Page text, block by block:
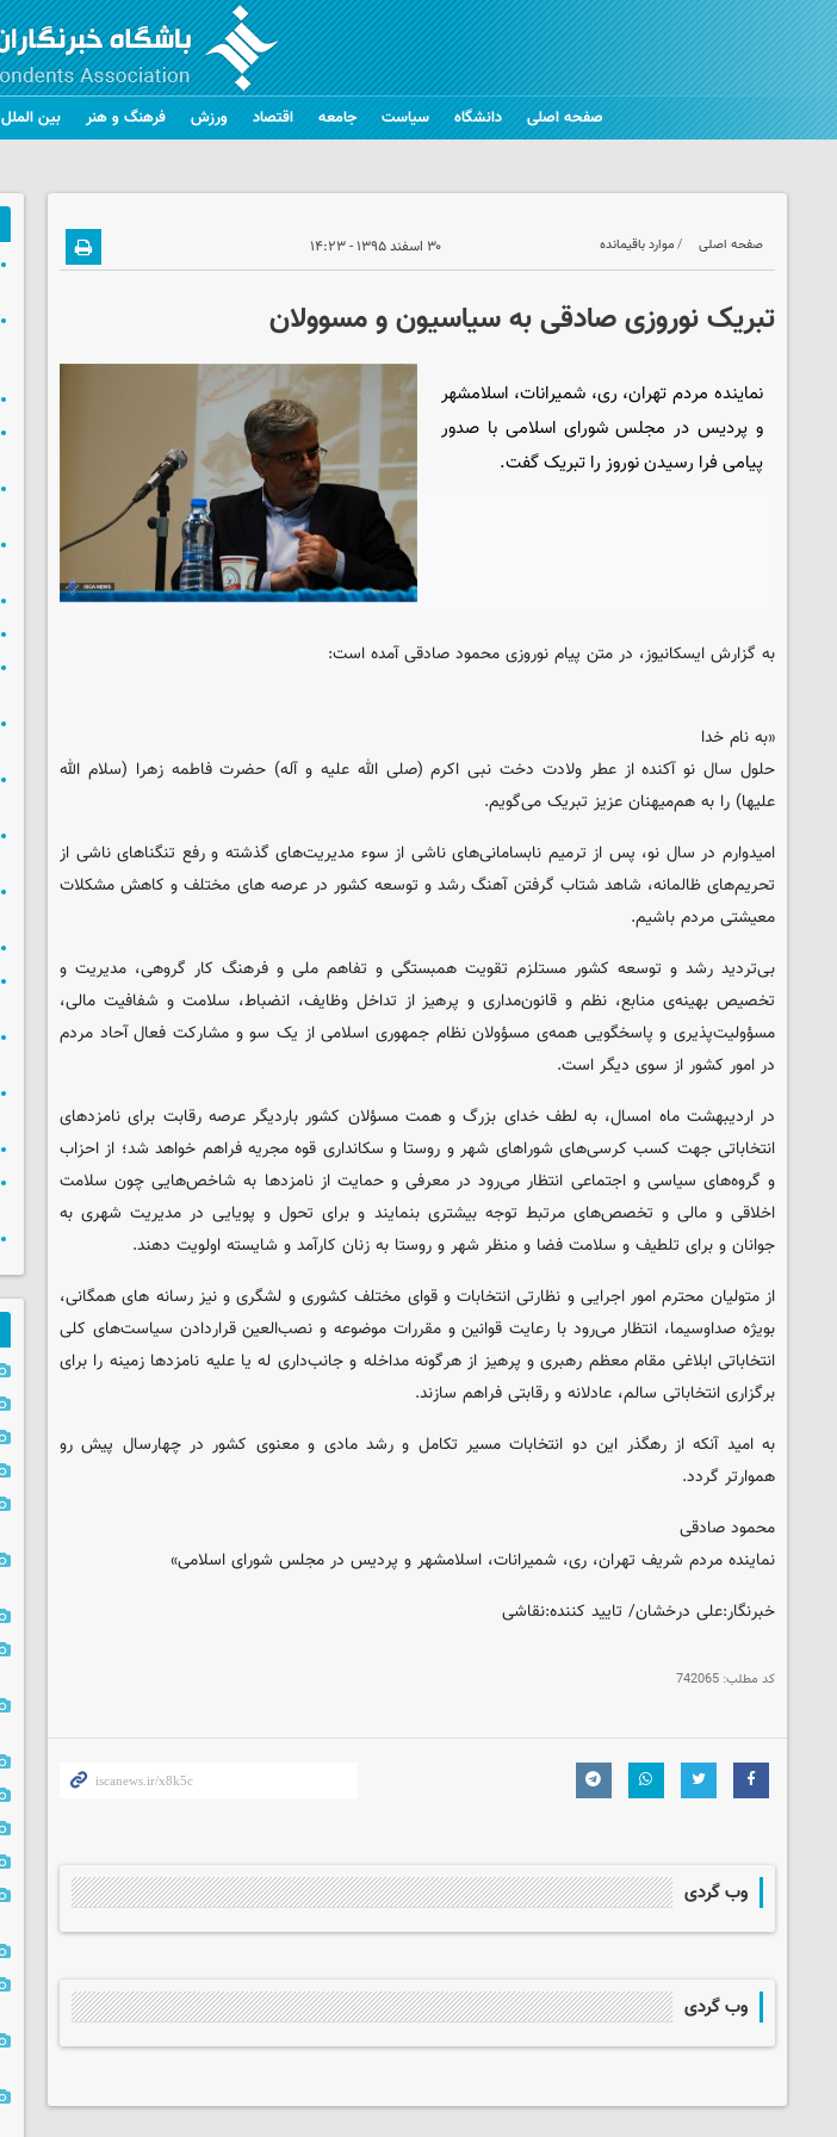
صفحه اصلی دانشگاه سیاست جامعه اقتصاد ورزش فرهنگ و هنر بین الملل
صفحه اصلی موارد باقیمانده ۳۰ اسفند ۱۳۹۵ - ۱۴:۲۳
تبریک نوروزی صادقی به سیاسیون و مسوولان
نماینده مردم تهران، ری، شمیرانات، اسلامشهر
و پردیس در مجلس شورای اسلامی با صدور
پیامی فرا رسیدن نوروز را تبریک گفت.
به گزارش ایسکانیوز، در متن پیام نوروزی محمود صادقی آمده است:
«به نام خدا
حلول سال نو آکنده از عطر ولادت دخت نبی اکرم (صلی الله علیه و آله) حضرت فاطمه زهرا (سلام الله
علیها) را به هم‌میهنان عزیز تبریک می‌گویم.
امیدوارم در سال نو، پس از ترمیم نابسامانی‌های ناشی از سوء مدیریت‌های گذشته و رفع تنگناهای ناشی از
تحریم‌های ظالمانه، شاهد شتاب گرفتن آهنگ رشد و توسعه کشور در عرصه های مختلف و کاهش مشکلات
معیشتی مردم باشیم.
بی‌تردید رشد و توسعه کشور مستلزم تقویت همبستگی و تفاهم ملی و فرهنگ کار گروهی، مدیریت و
تخصیص بهینه‌ی منابع، نظم و قانون‌مداری و پرهیز از تداخل وظایف، انضباط، سلامت و شفافیت مالی،
مسؤولیت‌پذیری و پاسخگویی همه‌ی مسؤولان نظام جمهوری اسلامی از یک سو و مشارکت فعال آحاد مردم
در امور کشور از سوی دیگر است.
در اردیبهشت ماه امسال، به لطف خدای بزرگ و همت مسؤلان کشور باردیگر عرصه رقابت برای نامزدهای
انتخاباتی جهت کسب کرسی‌های شوراهای شهر و روستا و سکانداری قوه مجریه فراهم خواهد شد؛ از احزاب
و گروه‌های سیاسی و اجتماعی انتظار می‌رود در معرفی و حمایت از نامزدها به شاخص‌هایی چون سلامت
اخلاقی و مالی و تخصص‌های مرتبط توجه بیشتری بنمایند و برای تحول و پویایی در مدیریت شهری به
جوانان و برای تلطیف و سلامت فضا و منظر شهر و روستا به زنان کارآمد و شایسته اولویت دهند.
از متولیان محترم امور اجرایی و نظارتی انتخابات و قوای مختلف کشوری و لشگری و نیز رسانه های همگانی،
بویژه صداوسیما، انتظار می‌رود با رعایت قوانین و مقررات موضوعه و نصب‌العین قراردادن سیاست‌های کلی
انتخاباتی ابلاغی مقام معظم رهبری و پرهیز از هرگونه مداخله و جانب‌داری له یا علیه نامزدها زمینه را برای
برگزاری انتخاباتی سالم، عادلانه و رقابتی فراهم سازند.
به امید آنکه از رهگذر این دو انتخابات مسیر تکامل و رشد مادی و معنوی کشور در چهارسال پیش رو
هموارتر گردد.
محمود صادقی
نماینده مردم شریف تهران، ری، شمیرانات، اسلامشهر و پردیس در مجلس شورای اسلامی»
خبرنگار:علی درخشان/ تایید کننده:نقاشی
کد مطلب: 742065
وب گردی
وب گردی